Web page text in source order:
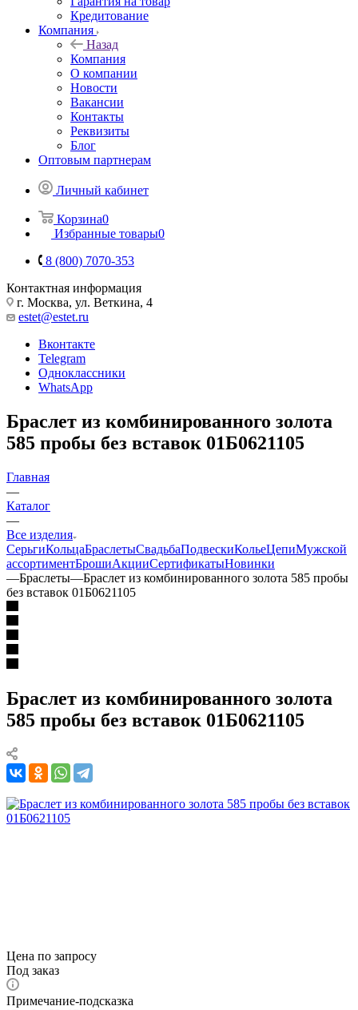
Кредитование
Компания
Назад
Компания
О компании
Новости
Вакансии
Контакты
Реквизиты
Блог
Оптовым партнерам
Личный кабинет
Корзина0
Избранные товары0
8 (800) 7070-353
Контактная информация
г. Москва, ул. Веткина, 4
estet@estet.ru
Вконтакте
Telegram
Одноклассники
WhatsApp
Браслет из комбинированного золота
585 пробы без вставок 01Б0621105
Главная
—
Каталог
—
Все изделия
СерьгиКольцаБраслетыСвадьбаПодвескиКольеЦепиМужской
ассортиментБрошиАкцииСертификатыНовинки
—Браслеты—Браслет из комбинированного золота 585 пробы
без вставок 01Б0621105
Браслет из комбинированного золота
585 пробы без вставок 01Б0621105
Цена по запросу
Под заказ
Примечание-подсказка